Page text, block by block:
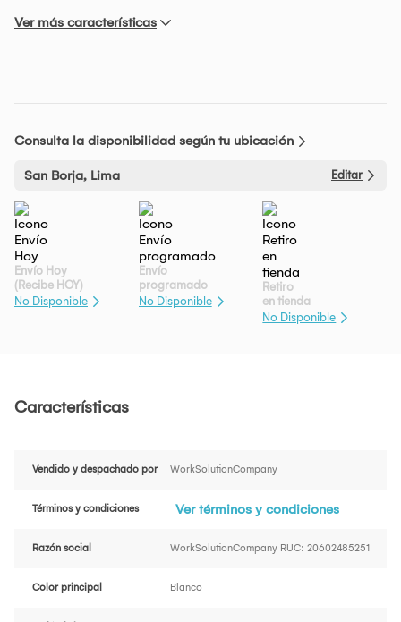
Ver más características
Consulta la disponibilidad según tu ubicación
San Borja, Lima Editar
Envío Hoy
(Recibe HOY)
No Disponible
Envío
programado
No Disponible
Retiro
en tienda
No Disponible
Características
Vendido y despachado por WorkSolutionCompany
Términos y condiciones Ver términos y condiciones
Razón social WorkSolutionCompany RUC: 20602485251
Color principal Blanco